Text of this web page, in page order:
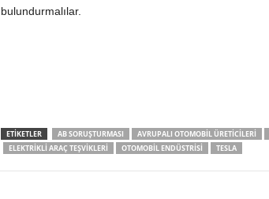
bulundurmalılar.
ETIKETLER AB SORUŞTURMASI AVRUPALI OTOMOBIL ÜRETICILERI
ELEKTRIKLI ARAÇ TEŞVIKLERI
OTOMOBIL ENDÜSTRISI TESLA